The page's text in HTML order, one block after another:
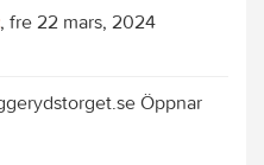
, fre 22 mars, 2024
Öppnar